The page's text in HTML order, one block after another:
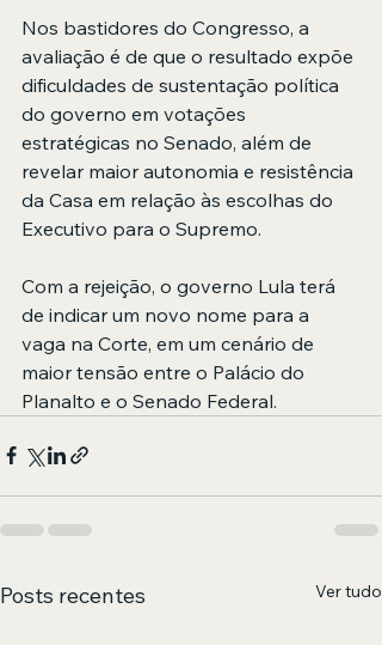
Nos bastidores do Congresso, a
avaliação é de que o resultado expõe
dificuldades de sustentação política
do governo em votações
estratégicas no Senado, além de
revelar maior autonomia e resistência
da Casa em relação às escolhas do
Executivo para o Supremo.
Com a rejeição, o governo Lula terá
de indicar um novo nome para a
vaga na Corte, em um cenário de
maior tensão entre o Palácio do
Planalto e o Senado Federal.
Posts recentes Ver tudo